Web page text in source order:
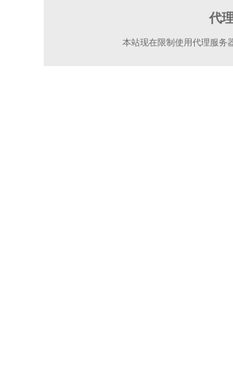
代
本站现在限制使用代理服务